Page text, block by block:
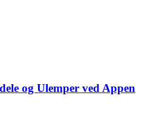
og Ulemper ved Appen